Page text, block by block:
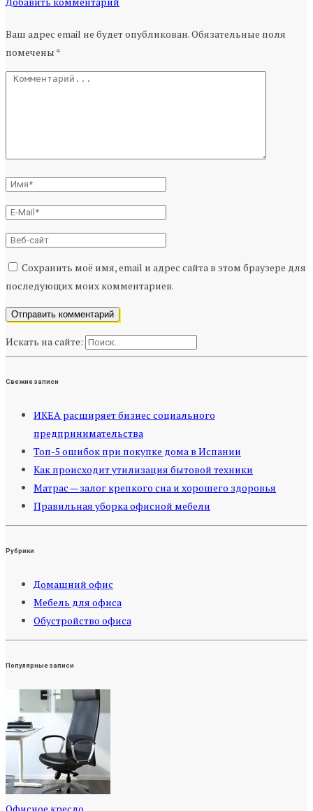
Ваш адрес email не будет опубликован.Обязательные поля
помечены *
Сохранить моё имя, email и адрес сайта в этом браузере для
последующих моих комментариев.
Искать на сайте:
Свежие записи
ИКЕА расширяет бизнес социального
предпринимательства
Топ-5 ошибок при покупке дома в Испании
Как происходит утилизация бытовой техники
Матрас — залог крепкого сна и хорошего здоровья
Правильная уборка офисной мебели
Рубрики
Домашний офис
Мебель для офиса
Обустройство офиса
Популярные записи